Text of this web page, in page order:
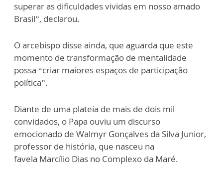
superar as dificuldades vividas em nosso amado
Brasil”, declarou.
O arcebispo disse ainda, que aguarda que este
momento de transformação de mentalidade
possa “criar maiores espaços de participação
política”.
Diante de uma plateia de mais de dois mil
convidados, o Papa ouviu um discurso
emocionado de Walmyr Gonçalves da Silva Junior,
professor de história, que nasceu na
favela Marcílio Dias no Complexo da Maré.